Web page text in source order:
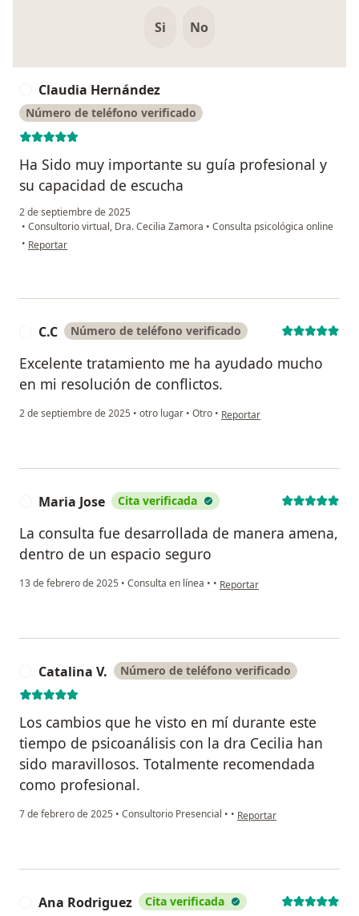
Si No
Claudia Hernández
Número de teléfono verificado
Ha Sido muy importante su guía profesional y
su capacidad de escucha
2 de septiembre de 2025
• Consultorio virtual, Dra. Cecilia Zamora • Consulta psicológica online
• en opinión del usuario Claudia Hernández
Reportar
C.C Número de teléfono verificado
Excelente tratamiento me ha ayudado mucho
en mi resolución de conflictos.
2 de septiembre de 2025 • otro lugar • Otro • en opinión del usuario C.C
Reportar
Maria Jose Cita verificada
La consulta fue desarrollada de manera amena,
dentro de un espacio seguro
13 de febrero de 2025 • Consulta en línea • • en opinión del usuario Maria
Reportar
Catalina V. Número de teléfono verificado
Los cambios que he visto en mí durante este
tiempo de psicoanálisis con la dra Cecilia han
sido maravillosos. Totalmente recomendada
como profesional.
7 de febrero de 2025 • Consultorio Presencial • • en opinión del usuario
Reportar
Ana Rodriguez Cita verificada